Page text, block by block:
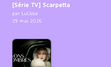
[Série TV] Scarpetta
par LuCioLe
29 mai 2026